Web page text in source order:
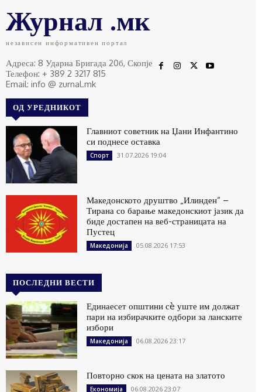
Журнал .мк
независен информативен портал
Адреса: 8 Ударна Бригада 20б, Скопје
Телефон: + 389 2 3217 815
Email: info @ zurnal.mk
ОД УРЕДНИКОТ
Главниот советник на Џани Инфантино
си поднесе оставка
Спорт 31.07.2026 19:04
Македонското друштво „Илинден“ –
Тирана со барање македонскиот јазик да
биде достапен на веб-страницата на
Пустец
Македонија 05.08.2026 17:53
ПОСЛЕДНИ ВЕСТИ
Единаесет општини сè уште им должат
пари на избирачките одбори за ланските
избори
Македонија 06.08.2026 23:17
Повторно скок на цената на златото
Економија 06.08.2026 23:07